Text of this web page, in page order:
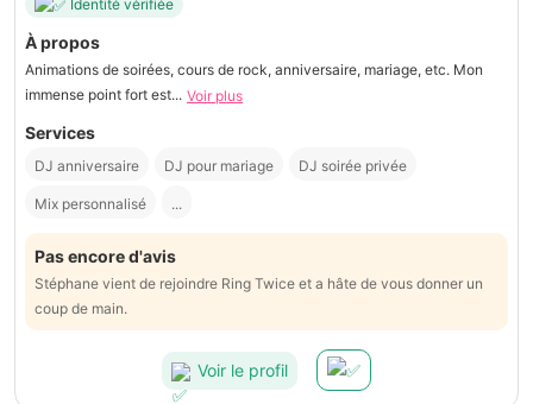
Identité vérifiée
À propos
Animations de soirées, cours de rock, anniversaire, mariage, etc. Mon
immense point fort est... Voir plus
Services
DJ anniversaire DJ pour mariage DJ soirée privée
Mix personnalisé ...
Pas encore d'avis
Stéphane vient de rejoindre Ring Twice et a hâte de vous donner un
coup de main.
Voir le profil